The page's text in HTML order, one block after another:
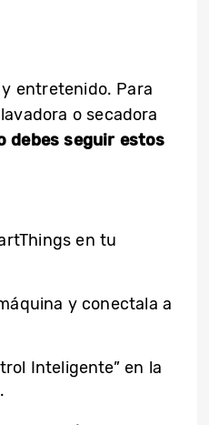
entretenido. Para
o secadora
debes seguir estos
en tu
y conectala a
Inteligente” en la